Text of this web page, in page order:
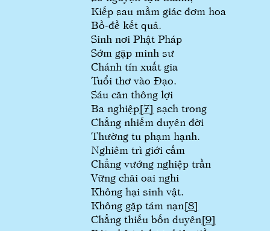
Kiếp sau mầm giác đơm hoa
Bồ-đề kết quả.
Sinh nơi Phật Pháp
Sớm gặp minh sư
Chánh tín xuất gia
Tuổi thơ vào Đạo.
Sáu căn thông lợi
Ba nghiệp[7] sạch trong
Chẳng nhiễm duyên đời
Thường tu phạm hạnh.
Nghiêm trì giới cấm
Chẳng vướng nghiệp trần
Vững chãi oai nghi
Không hại sinh vật.
Không gặp tám nạn[8]
Chẳng thiếu bốn duyên[9]